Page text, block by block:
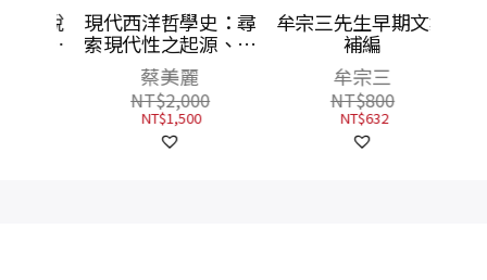
現代西洋哲學史：尋
索現代性之起源、發
展及困境（上、中、
下）【附典藏書盒】
蔡美麗
NT$2,000
NT$1,500
牟宗三先生早期文集
補編
牟宗三
NT$800
NT$632